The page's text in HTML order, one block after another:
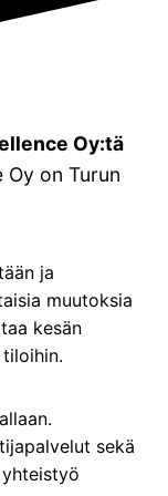
Oy:tä
Oy on Turun
ja
muutoksia
kesän
sekä